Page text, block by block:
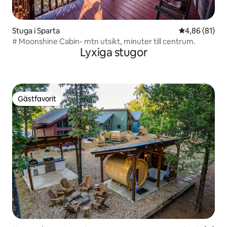
Stuga i Sparta 4,86 av 5 i
4,86 (81)
# Moonshine Cabin- mtn utsikt, minuter till centrum.
Lyxiga stugor
Gästfavorit
Gästfavorit